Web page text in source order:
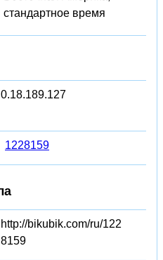
стандартное время
0.18.189.127
1228159
http://bikubik.com/ru/122
8159